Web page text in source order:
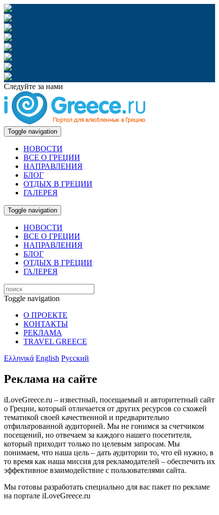
Следуйте за нами
Toggle navigation
НОВОСТИ
ВСЕ О ГРЕЦИИ
НАПРАВЛЕНИЯ
БЛОГ
ОТДЫХ В ГРЕЦИИ
ГАЛЕРЕЯ
Toggle navigation
НОВОСТИ
ВСЕ О ГРЕЦИИ
НАПРАВЛЕНИЯ
БЛОГ
ОТДЫХ В ГРЕЦИИ
ГАЛЕРЕЯ
Toggle navigation
О ПРОЕКТЕ
КОНТАКТЫ
РЕКЛАМА
TRAVEL GREECE
Ελληνικά English Русский
Реклама на сайте
iLoveGreece.ru – известный, посещаемый и авторитетный сайт
о Греции, который отличается от других ресурсов со схожей
тематикой своей качественной и предварительно
отфильтрованной аудиторией. Мы не гонимся за счетчиком
посещений, но отвечаем за каждого нашего посетителя,
который приходит только по целевым запросам. Мы
понимаем, что наша цель – дать аудитории то, что ей нужно, в
то время как наша миссия для рекламодателей – обеспечить их
эффективное взаимодействие с пользователями сайта.
Мы готовы разработать специально для вас пакет по рекламе
на портале iLoveGreece.ru